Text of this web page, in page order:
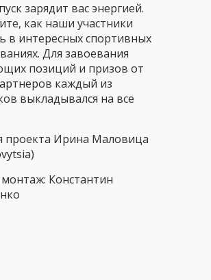
зарядит вас энергией.
как наши участники
в интересных спортивных
Для завоевания
позиций и призов от
каждый из
выкладывался на все
проекта Ирина Маловица
Константин